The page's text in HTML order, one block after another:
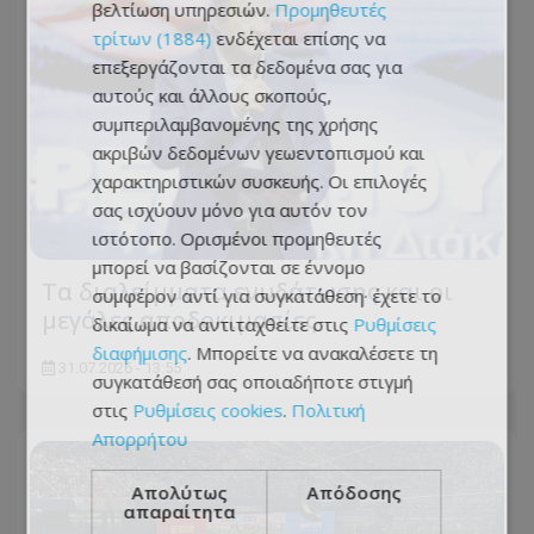
Τα διαλείμματα ενυδάτωσης και οι
μεγάλες αποδοκιμασίες
31.07.2026 - 13:55
βελτίωση υπηρεσιών. Προμηθευτές
τρίτων (1884) ενδέχεται επίσης να
επεξεργάζονται τα δεδομένα σας για
αυτούς και άλλους σκοπούς,
συμπεριλαμβανομένης της χρήσης
ακριβών δεδομένων γεωεντοπισμού και
χαρακτηριστικών συσκευής. Οι επιλογές
σας ισχύουν μόνο για αυτόν τον
ιστότοπο. Ορισμένοι προμηθευτές
μπορεί να βασίζονται σε έννομο
συμφέρον αντί για συγκατάθεση· έχετε το
δικαίωμα να αντιταχθείτε στις Ρυθμίσεις
διαφήμισης. Μπορείτε να ανακαλέσετε τη
συγκατάθεσή σας οποιαδήποτε στιγμή
στις Ρυθμίσεις cookies. Πολιτική
Απορρήτου
Απολύτως
απαραίτητα
Απόδοσης